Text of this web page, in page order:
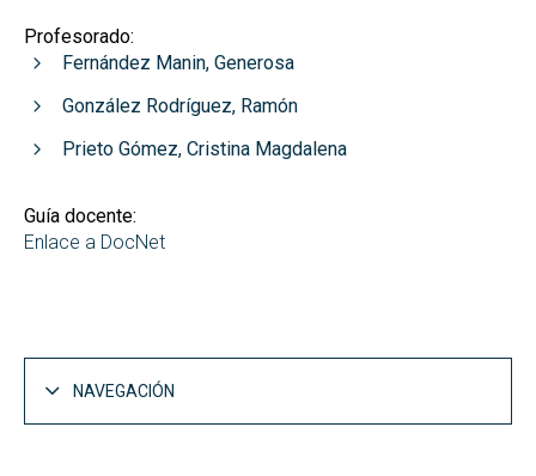
Profesorado:
Fernández Manin, Generosa
González Rodríguez, Ramón
Prieto Gómez, Cristina Magdalena
Guía docente:
Enlace a DocNet
NAVEGACIÓN